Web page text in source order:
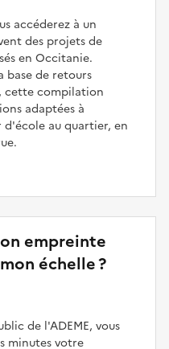
accéderez à un
des projets de
en Occitanie.
base de retours
cette compilation
adaptées à
d'école au quartier, en
empreinte
échelle ?
de l'ADEME, vous
minutes votre